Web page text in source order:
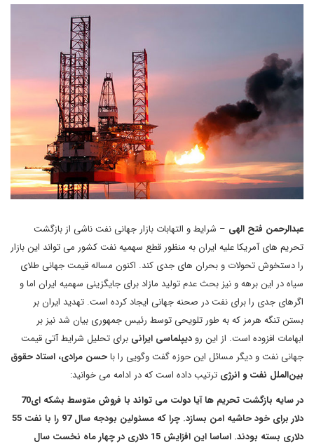
عبدالرحمن فتح الهی – شرایط و التهابات بازار جهانی نفت ناشی از بازگشت
تحریم های آمریکا علیه ایران به منظور قطع سهمیه نفت کشور می تواند این بازار
را دستخوش تحولات و بحران های جدی کند. اکنون مساله قیمت جهانی طلای
سیاه در این برهه و نیز بحث عدم تولید مازاد برای جایگزینی سهمیه ایران اما و
اگرهای جدی را برای نفت در صحنه جهانی ایجاد کرده است. تهدید ایران بر
بستن تنگه هرمز که به طور تلویحی توسط رئیس جمهوری بیان شد نیز بر
ابهامات افزوده است. از این رودیپلماسی ایرانی برای تحلیل شرایط آتی قیمت
جهانی نفت و دیگر مسائل این حوزه گفت وگویی را باحسن مرادی، استاد حقوق
بین‌الملل نفت و انرژی ترتیب داده است که در ادامه می خوانید:
در سایه بازگشت تحریم ها آیا دولت می تواند با فروش متوسط بشکه ای70
دلار برای خود حاشیه امن بسازد. چرا که مسئولین بودجه سال 97 را با نفت 55
دلاری بسته بودند. اساسا این افزایش 15 دلاری در چهار ماه نخست سال